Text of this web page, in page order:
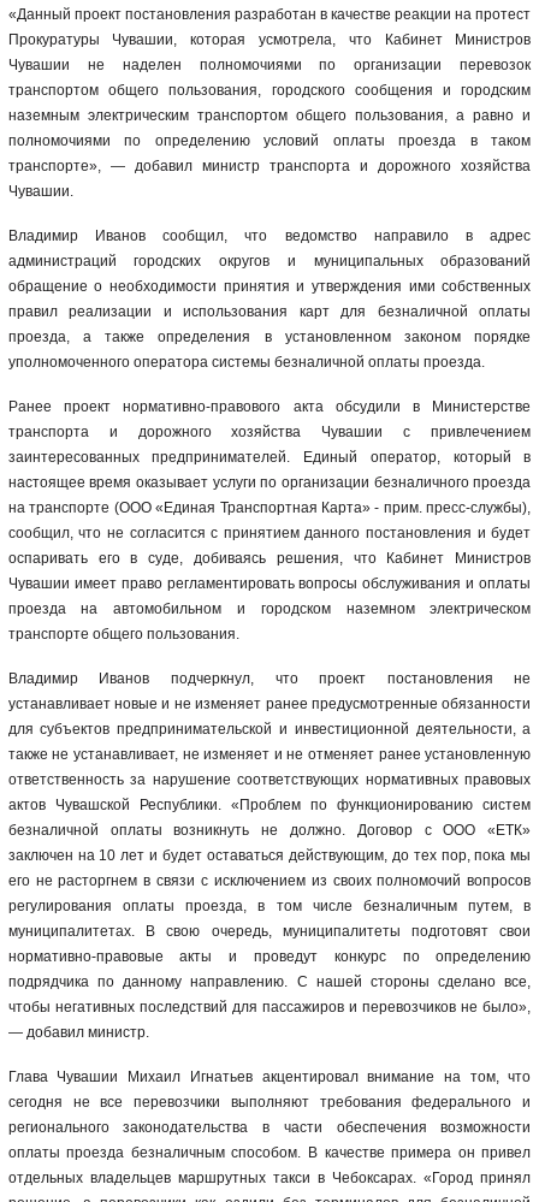
«Данный проект постановления разработан в качестве реакции на протест
Прокуратуры Чувашии, которая усмотрела, что Кабинет Министров
Чувашии не наделен полномочиями по организации перевозок
транспортом общего пользования, городского сообщения и городским
наземным электрическим транспортом общего пользования, а равно и
полномочиями по определению условий оплаты проезда в таком
транспорте», — добавил министр транспорта и дорожного хозяйства
Чувашии.
Владимир Иванов сообщил, что ведомство направило в адрес
администраций городских округов и муниципальных образований
обращение о необходимости принятия и утверждения ими собственных
правил реализации и использования карт для безналичной оплаты
проезда, а также определения в установленном законом порядке
уполномоченного оператора системы безналичной оплаты проезда.
Ранее проект нормативно-правового акта обсудили в Министерстве
транспорта и дорожного хозяйства Чувашии с привлечением
заинтересованных предпринимателей. Единый оператор, который в
настоящее время оказывает услуги по организации безналичного проезда
на транспорте (ООО «Единая Транспортная Карта» - прим. пресс-службы),
сообщил, что не согласится с принятием данного постановления и будет
оспаривать его в суде, добиваясь решения, что Кабинет Министров
Чувашии имеет право регламентировать вопросы обслуживания и оплаты
проезда на автомобильном и городском наземном электрическом
транспорте общего пользования.
Владимир Иванов подчеркнул, что проект постановления не
устанавливает новые и не изменяет ранее предусмотренные обязанности
для субъектов предпринимательской и инвестиционной деятельности, а
также не устанавливает, не изменяет и не отменяет ранее установленную
ответственность за нарушение соответствующих нормативных правовых
актов Чувашской Республики. «Проблем по функционированию систем
безналичной оплаты возникнуть не должно. Договор с ООО «ЕТК»
заключен на 10 лет и будет оставаться действующим, до тех пор, пока мы
его не расторгнем в связи с исключением из своих полномочий вопросов
регулирования оплаты проезда, в том числе безналичным путем, в
муниципалитетах. В свою очередь, муниципалитеты подготовят свои
нормативно-правовые акты и проведут конкурс по определению
подрядчика по данному направлению. С нашей стороны сделано все,
чтобы негативных последствий для пассажиров и перевозчиков не было»,
— добавил министр.
Глава Чувашии Михаил Игнатьев акцентировал внимание на том, что
сегодня не все перевозчики выполняют требования федерального и
регионального законодательства в части обеспечения возможности
оплаты проезда безналичным способом. В качестве примера он привел
отдельных владельцев маршрутных такси в Чебоксарах. «Город принял